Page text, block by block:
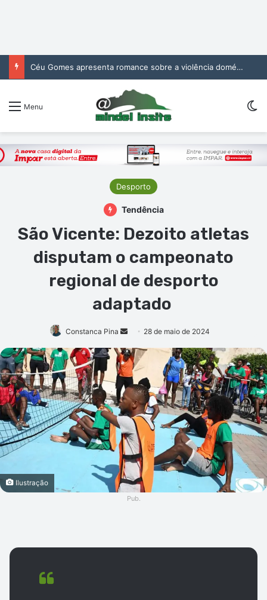
Céu Gomes apresenta romance sobre a violência doméstica no CCM
Menu
Desporto
Tendência
São Vicente: Dezoito atletas
disputam o campeonato
regional de desporto
adaptado
Constanca Pina
Mande
e-
mail
28 de maio de 2024
Ilustração
Pub.